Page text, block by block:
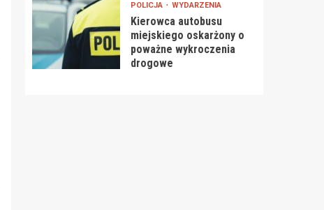
POLICJA
WYDARZENIA
Kierowca autobusu
miejskiego oskarżony o
poważne wykroczenia
drogowe